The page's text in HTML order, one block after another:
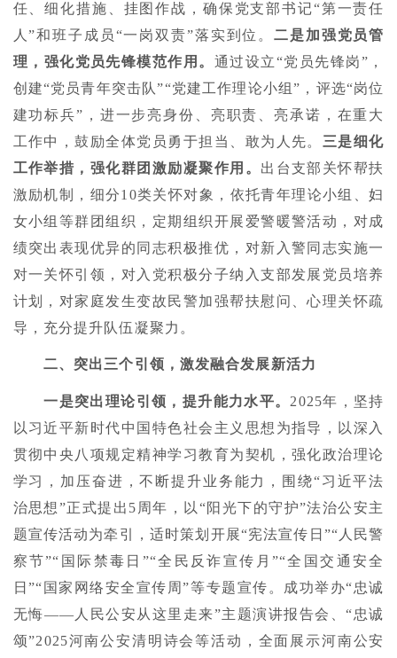
任、细化措施、挂图作战，确保党支部书记“第一责任
人”和班子成员“一岗双责”落实到位。二是加强党员管
理，强化党员先锋模范作用。 通过设立“党员先锋岗”，
创建“党员青年突击队”“党建工作理论小组”，评选“岗位
建功标兵”，进一步亮身份、亮职责、亮承诺，在重大
工作中，鼓励全体党员勇于担当、敢为人先。 三是细化
工作举措，强化群团激励凝聚作用。 出台支部关怀帮扶
激励机制，细分10类关怀对象，依托青年理论小组、妇
女小组等群团组织，定期组织开展爱警暖警活动，对成
绩突出表现优异的同志积极推优，对新入警同志实施一
对一关怀引领，对入党积极分子纳入支部发展党员培养
计划，对家庭发生变故民警加强帮扶慰问、心理关怀疏
导，充分提升队伍凝聚力。
二、突出三个引领，激发融合发展新活力
一是突出理论引领，提升能力水平。 2025年，坚持
以习近平新时代中国特色社会主义思想为指导，以深入
贯彻中央八项规定精神学习教育为契机，强化政治理论
学习，加压奋进，不断提升业务能力，围绕“习近平法
治思想”正式提出5周年，以“阳光下的守护”法治公安主
题宣传活动为牵引，适时策划开展“宪法宣传日”“人民警
察节”“国际禁毒日”“全民反诈宣传月”“全国交通安全
日”“国家网络安全宣传周”等专题宣传。成功举办“忠诚
无悔——人民公安从这里走来”主题演讲报告会、“忠诚
颂”2025河南公安清明诗会等活动，全面展示河南公安